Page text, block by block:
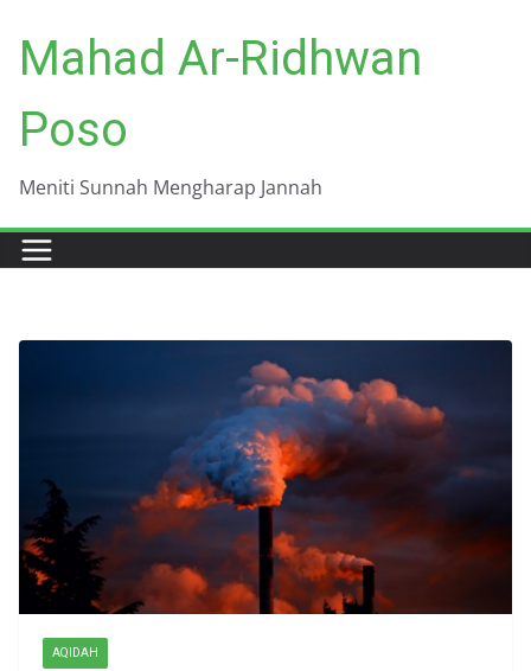
content
Mahad Ar-Ridhwan
Poso
Meniti Sunnah Mengharap Jannah
AQIDAH